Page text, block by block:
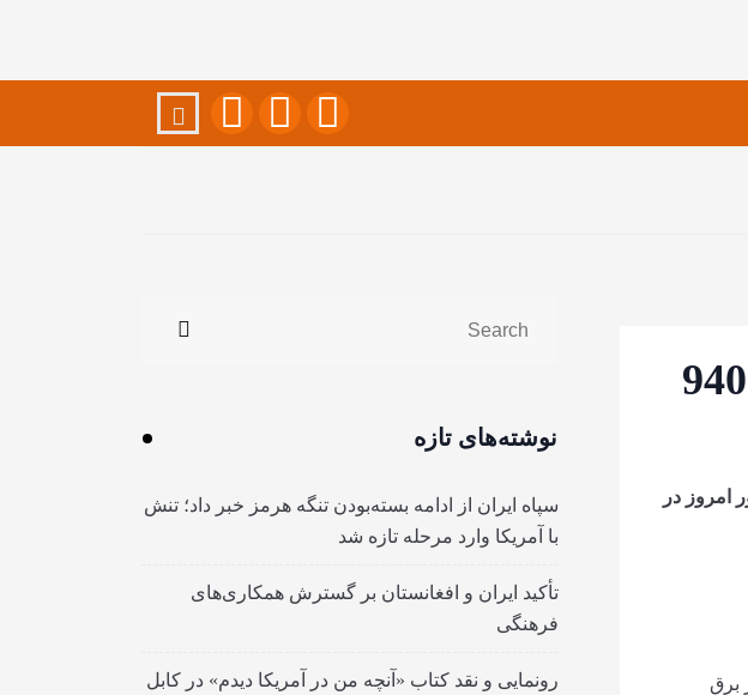
و قراردادهای تولید 9407
از سکتور برق افغانستان با حضور نمایندگان 22 کشور امروز در
برق
نوشته‌های تازه
سپاه ایران از ادامه بسته‌بودن تنگه هرمز خبر داد؛ تنش
با آمریکا وارد مرحله تازه شد
تأکید ایران و افغانستان بر گسترش همکاری‌های
فرهنگی
رونمایی و نقد کتاب «آنچه من در آمریکا دیدم» در کابل